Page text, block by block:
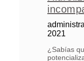
2021
¿Sabías